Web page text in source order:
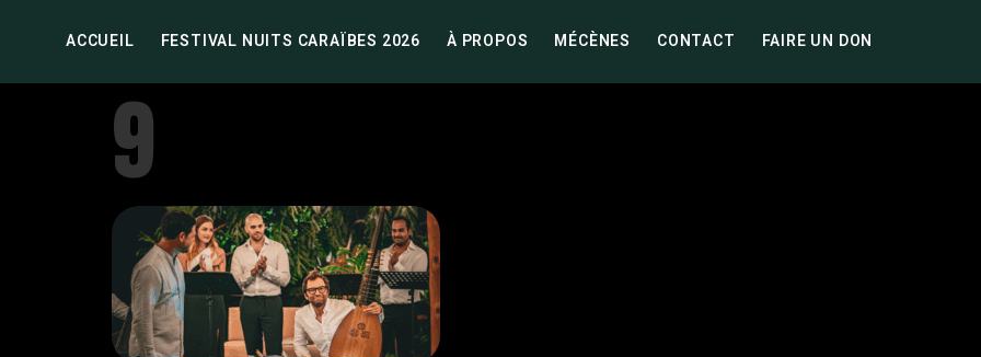
ACCUEIL FESTIVAL NUITS CARAÏBES 2026 À PROPOS MÉCÈNES CONTACT FAIRE UN DON
9